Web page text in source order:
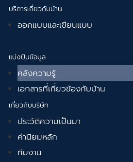
บริการเกี่ยวกับบ้าน
ออกแบบและเขียนแบบ
แบ่งปันข้อมูล
คลังความรู้
เอกสารที่เกี่ยวข้องกับบ้าน
เกี่ยวกับบริษัท
ประวัติความเป็นมา
ค่านิยมหลัก
ทีมงาน